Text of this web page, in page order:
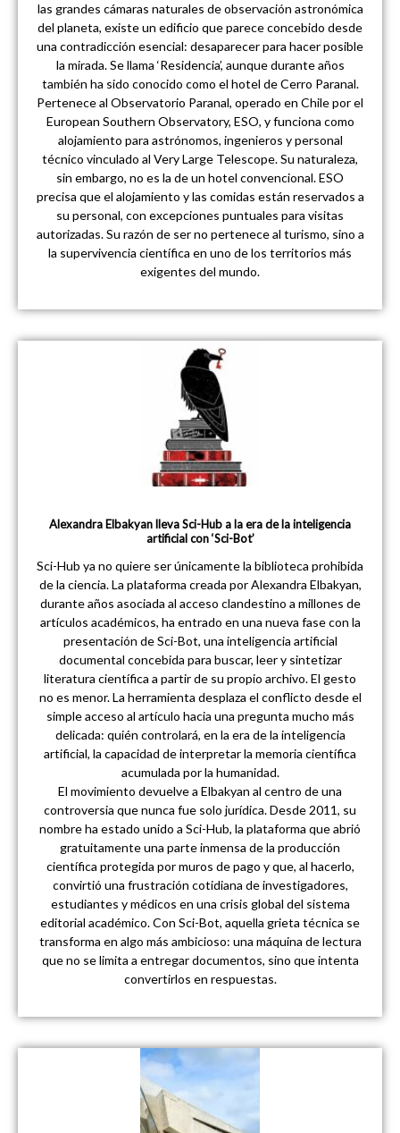
las grandes cámaras naturales de observación astronómica
del planeta, existe un edificio que parece concebido desde
una contradicción esencial: desaparecer para hacer posible
la mirada. Se llama ‘Residencia’, aunque durante años
también ha sido conocido como el hotel de Cerro Paranal.
Pertenece al Observatorio Paranal, operado en Chile por el
European Southern Observatory, ESO, y funciona como
alojamiento para astrónomos, ingenieros y personal
técnico vinculado al Very Large Telescope. Su naturaleza,
sin embargo, no es la de un hotel convencional. ESO
precisa que el alojamiento y las comidas están reservados a
su personal, con excepciones puntuales para visitas
autorizadas. Su razón de ser no pertenece al turismo, sino a
la supervivencia científica en uno de los territorios más
exigentes del mundo.
Alexandra Elbakyan lleva Sci-Hub a la era de la inteligencia
artificial con ‘Sci-Bot’
Sci-Hub ya no quiere ser únicamente la biblioteca prohibida
de la ciencia. La plataforma creada por Alexandra Elbakyan,
durante años asociada al acceso clandestino a millones de
artículos académicos, ha entrado en una nueva fase con la
presentación de Sci-Bot, una inteligencia artificial
documental concebida para buscar, leer y sintetizar
literatura científica a partir de su propio archivo. El gesto
no es menor. La herramienta desplaza el conflicto desde el
simple acceso al artículo hacia una pregunta mucho más
delicada: quién controlará, en la era de la inteligencia
artificial, la capacidad de interpretar la memoria científica
acumulada por la humanidad.
El movimiento devuelve a Elbakyan al centro de una
controversia que nunca fue solo jurídica. Desde 2011, su
nombre ha estado unido a Sci-Hub, la plataforma que abrió
gratuitamente una parte inmensa de la producción
científica protegida por muros de pago y que, al hacerlo,
convirtió una frustración cotidiana de investigadores,
estudiantes y médicos en una crisis global del sistema
editorial académico. Con Sci-Bot, aquella grieta técnica se
transforma en algo más ambicioso: una máquina de lectura
que no se limita a entregar documentos, sino que intenta
convertirlos en respuestas.